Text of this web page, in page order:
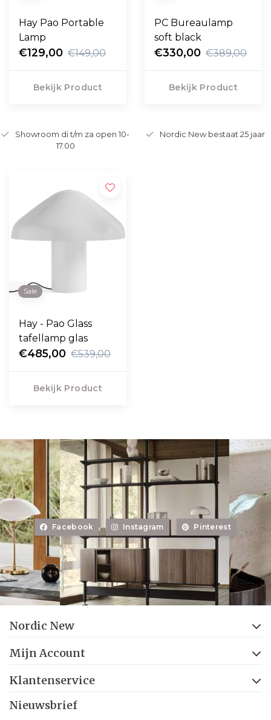
Hay Pao Portable
Lamp
€129,00 €149,00
Bekijk Product
PC Bureaulamp
soft black
€330,00 €389,00
Bekijk Product
Showroom di t/m za open 10-
17.00
Nordic New bestaat 25 jaar
Sale
Hay - Pao Glass
tafellamp glas
€485,00 €539,00
Bekijk Product
Facebook Instagram Pinterest
Nordic New
Mijn Account
Klantenservice
Nieuwsbrief